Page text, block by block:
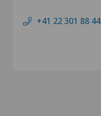
+41 22 301 88 44